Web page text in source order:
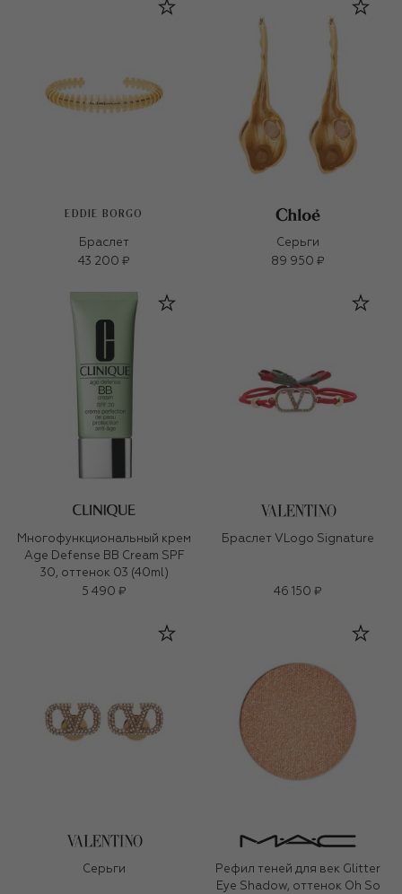
EDDIE BORGO
Браслет
43 200 ₽
Серьги
89 950 ₽
Многофункциональный крем
Age Defense BB Cream SPF
30, оттенок 03 (40ml)
5 490 ₽
Браслет VLogo Signature
46 150 ₽
Серьги
Рефил теней для век Glitter
Eye Shadow, оттенок Oh So